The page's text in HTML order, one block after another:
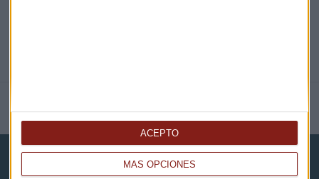
MÁS OPCIONES
ACEPTO
NOTICIAS RELACIONADAS